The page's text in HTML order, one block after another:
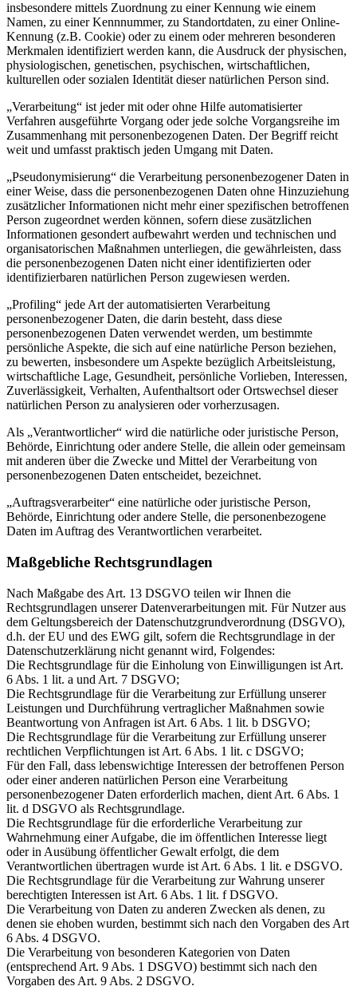
insbesondere mittels Zuordnung zu einer Kennung wie einem
Namen, zu einer Kennnummer, zu Standortdaten, zu einer Online-
Kennung (z.B. Cookie) oder zu einem oder mehreren besonderen
Merkmalen identifiziert werden kann, die Ausdruck der physischen,
physiologischen, genetischen, psychischen, wirtschaftlichen,
kulturellen oder sozialen Identität dieser natürlichen Person sind.
„Verarbeitung“ ist jeder mit oder ohne Hilfe automatisierter
Verfahren ausgeführte Vorgang oder jede solche Vorgangsreihe im
Zusammenhang mit personenbezogenen Daten. Der Begriff reicht
weit und umfasst praktisch jeden Umgang mit Daten.
„Pseudonymisierung“ die Verarbeitung personenbezogener Daten in
einer Weise, dass die personenbezogenen Daten ohne Hinzuziehung
zusätzlicher Informationen nicht mehr einer spezifischen betroffenen
Person zugeordnet werden können, sofern diese zusätzlichen
Informationen gesondert aufbewahrt werden und technischen und
organisatorischen Maßnahmen unterliegen, die gewährleisten, dass
die personenbezogenen Daten nicht einer identifizierten oder
identifizierbaren natürlichen Person zugewiesen werden.
„Profiling“ jede Art der automatisierten Verarbeitung
personenbezogener Daten, die darin besteht, dass diese
personenbezogenen Daten verwendet werden, um bestimmte
persönliche Aspekte, die sich auf eine natürliche Person beziehen,
zu bewerten, insbesondere um Aspekte bezüglich Arbeitsleistung,
wirtschaftliche Lage, Gesundheit, persönliche Vorlieben, Interessen,
Zuverlässigkeit, Verhalten, Aufenthaltsort oder Ortswechsel dieser
natürlichen Person zu analysieren oder vorherzusagen.
Als „Verantwortlicher“ wird die natürliche oder juristische Person,
Behörde, Einrichtung oder andere Stelle, die allein oder gemeinsam
mit anderen über die Zwecke und Mittel der Verarbeitung von
personenbezogenen Daten entscheidet, bezeichnet.
„Auftragsverarbeiter“ eine natürliche oder juristische Person,
Behörde, Einrichtung oder andere Stelle, die personenbezogene
Daten im Auftrag des Verantwortlichen verarbeitet.
Maßgebliche Rechtsgrundlagen
Nach Maßgabe des Art. 13 DSGVO teilen wir Ihnen die
Rechtsgrundlagen unserer Datenverarbeitungen mit. Für Nutzer aus
dem Geltungsbereich der Datenschutzgrundverordnung (DSGVO),
d.h. der EU und des EWG gilt, sofern die Rechtsgrundlage in der
Datenschutzerklärung nicht genannt wird, Folgendes:
Die Rechtsgrundlage für die Einholung von Einwilligungen ist Art.
6 Abs. 1 lit. a und Art. 7 DSGVO;
Die Rechtsgrundlage für die Verarbeitung zur Erfüllung unserer
Leistungen und Durchführung vertraglicher Maßnahmen sowie
Beantwortung von Anfragen ist Art. 6 Abs. 1 lit. b DSGVO;
Die Rechtsgrundlage für die Verarbeitung zur Erfüllung unserer
rechtlichen Verpflichtungen ist Art. 6 Abs. 1 lit. c DSGVO;
Für den Fall, dass lebenswichtige Interessen der betroffenen Person
oder einer anderen natürlichen Person eine Verarbeitung
personenbezogener Daten erforderlich machen, dient Art. 6 Abs. 1
lit. d DSGVO als Rechtsgrundlage.
Die Rechtsgrundlage für die erforderliche Verarbeitung zur
Wahrnehmung einer Aufgabe, die im öffentlichen Interesse liegt
oder in Ausübung öffentlicher Gewalt erfolgt, die dem
Verantwortlichen übertragen wurde ist Art. 6 Abs. 1 lit. e DSGVO.
Die Rechtsgrundlage für die Verarbeitung zur Wahrung unserer
berechtigten Interessen ist Art. 6 Abs. 1 lit. f DSGVO.
Die Verarbeitung von Daten zu anderen Zwecken als denen, zu
denen sie ehoben wurden, bestimmt sich nach den Vorgaben des Art
6 Abs. 4 DSGVO.
Die Verarbeitung von besonderen Kategorien von Daten
(entsprechend Art. 9 Abs. 1 DSGVO) bestimmt sich nach den
Vorgaben des Art. 9 Abs. 2 DSGVO.